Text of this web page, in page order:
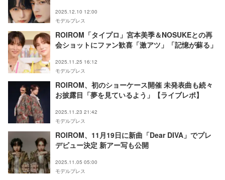
2025.12.10 12:00
モデルプレス
ROIROM「タイプロ」宮本美季＆NOSUKEとの再
会ショットにファン歓喜「激アツ」「記憶が蘇る」
2025.11.25 16:12
モデルプレス
ROIROM、初のショーケース開催 未発表曲も続々
お披露目「夢を見ているよう」【ライブレポ】
2025.11.23 21:42
モデルプレス
ROIROM、11月19日に新曲「Dear DIVA」でプレ
デビュー決定 新アー写も公開
2025.11.05 05:00
モデルプレス